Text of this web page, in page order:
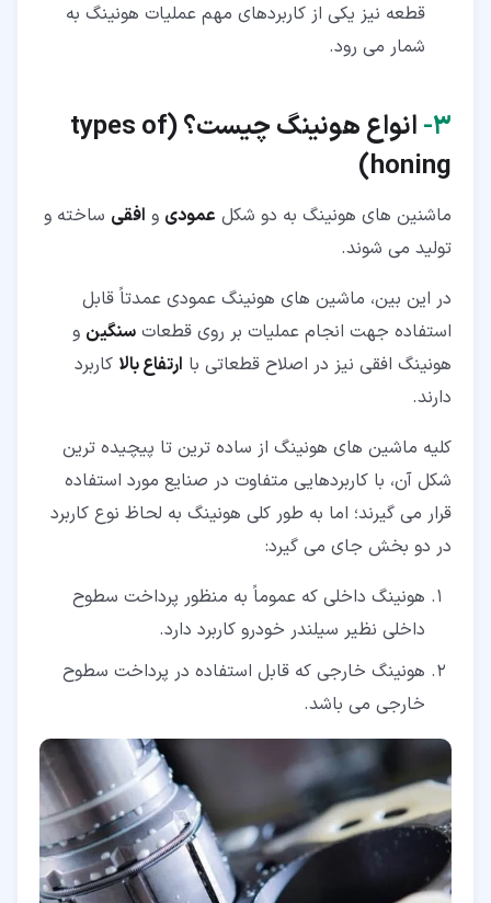
قطعه نیز یکی از کاربردهای مهم عملیات هونینگ به
شمار می رود.
۳‏-
انواع هونینگ چیست؟ (types of
honing)
ماشنین های هونینگ به دو شکل عمودی و افقی ساخته و
تولید می شوند.
در این بین، ماشین های هونینگ عمودی عمدتاً قابل
استفاده جهت انجام عملیات بر روی قطعات سنگین و
هونینگ افقی نیز در اصلاح قطعاتی با ارتفاع بالا کاربرد
دارند.
کلیه ماشین های هونینگ از ساده ترین تا پیچیده ترین
شکل آن، با کاربردهایی متفاوت در صنایع مورد استفاده
قرار می گیرند؛ اما به طور کلی هونینگ به لحاظ نوع کاربرد
در دو بخش جای می گیرد:
هونینگ داخلی که عموماً به منظور پرداخت سطوح
داخلی نظیر سیلندر خودرو کاربرد دارد.
هونینگ خارجی که قابل استفاده در پرداخت سطوح
خارجی می باشد.